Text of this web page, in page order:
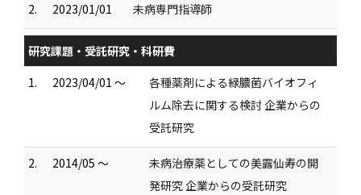
2. 2023/01/01 未病専門指導師
研究課題・受託研究・科研費
1.
2023/04/01 ～
各種薬剤による緑膿菌バイオフィ
ルム除去に関する検討 企業からの
受託研究
2. 2014/05 ～
未病治療薬としての美露仙寿の開
発研究 企業からの受託研究